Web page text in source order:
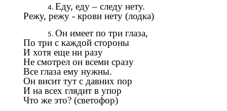
Еду, еду – следу нету.
Режу, режу - крови нету (лодка)
Он имеет по три глаза,
По три с каждой стороны
И хотя еще ни разу
Не смотрел он всеми сразу
Все глаза ему нужны.
Он висит тут с давних пор
И на всех глядит в упор
Что же это? (светофор)